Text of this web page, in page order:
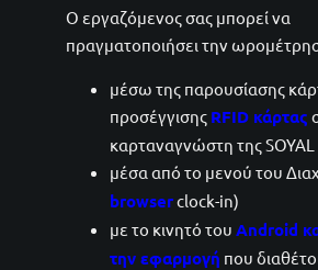
Ο εργαζόμενος σας μπορεί να
πραγματοποιήσει την
μέσω της παρουσίασης
προσέγγισης RFID κάρτας
καρταναγνώστη της SOYAL
μέσα από το μενού του
browserclock-in)
με το κινητό του Android
την εφαρμογή που